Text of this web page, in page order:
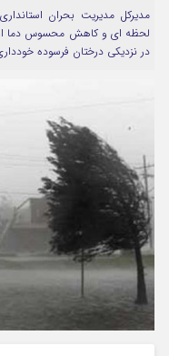
مرا به خاطر بسپار
مدیرکل مدیریت بحران
لحظه ای و کاهش محسوس دما از
در نزدیکی درختان فرسوده